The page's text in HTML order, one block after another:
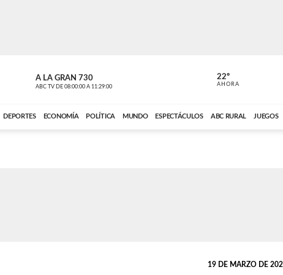
A LA GRAN 730
ABC TV DE 08:00:00 A 11:29:00 ABC CARDINAL
22º
AHORA
DEPORTES ECONOMÍA POLÍTICA MUNDO ESPECTÁCULOS ABC RURAL JUEGOS
19 DE MARZO DE